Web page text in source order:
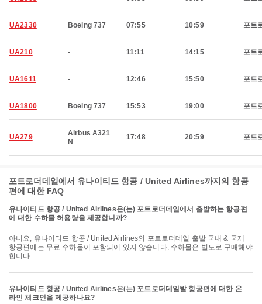
UA2330 Boeing 737 07:55 10:59 포트
UA210 - 11:11 14:15 포트
UA1611 - 12:46 15:50 포트
UA1800 Boeing 737 15:53 19:00 포트
UA279
Airbus A321
N
17:48 20:59 포트
포트로더데일에서 유나이티드 항공 / United Airlines까지의 항공
편에 대한 FAQ
유나이티드 항공 / United Airlines은(는) 포트로더데일에서 출발하는 항공편
에 대한 수하물 허용량을 제공합니까?
아니요, 유나이티드 항공 / United Airlines의 포트로더데일 출발 국내 & 국제
항공편에는 무료 수하물이 포함되어 있지 않습니다. 수하물은 별도로 구매해야
합니다.
유나이티드 항공 / United Airlines은(는) 포트로더데일발 항공편에 대한 온
라인 체크인을 제공하나요?